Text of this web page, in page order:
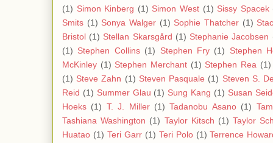
(1) Simon Kinberg (1) Simon West (1) Sissy Spacek
Smits (1) Sonya Walger (1) Sophie Thatcher (1)
Bristol (1) Stellan Skarsgård (1) Stephanie Jacobsen
(1) Stephen Collins (1) Stephen Fry (1)
Stephen
McKinley (1) Stephen Merchant (1) Stephen Rea (1)
(1) Steve Zahn (1) Steven Pasquale (1) Steven S.
Reid (1) Summer Glau (1) Sung Kang (1) Susan
Hoeks (1) T. J. Miller (1) Tadanobu Asano (1)
Tashiana Washington (1) Taylor Kitsch (1) Taylor
Huatao (1) Teri Garr (1) Teri Polo (1) Terrence